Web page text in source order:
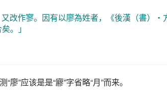
改作寥。因有以廖為姓者，《後漢（書）・
。」
“廖”应该是是“廫”字省略“月”而来。